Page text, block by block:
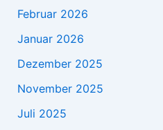
Februar 2026
Januar 2026
Dezember 2025
November 2025
Juli 2025